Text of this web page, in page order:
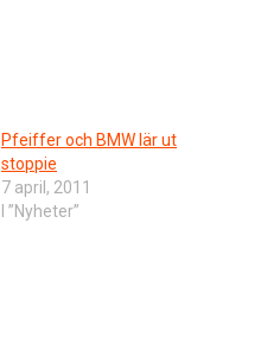
Pfeiffer och BMW lär ut
stoppie
7 april, 2011
I ”Nyheter”